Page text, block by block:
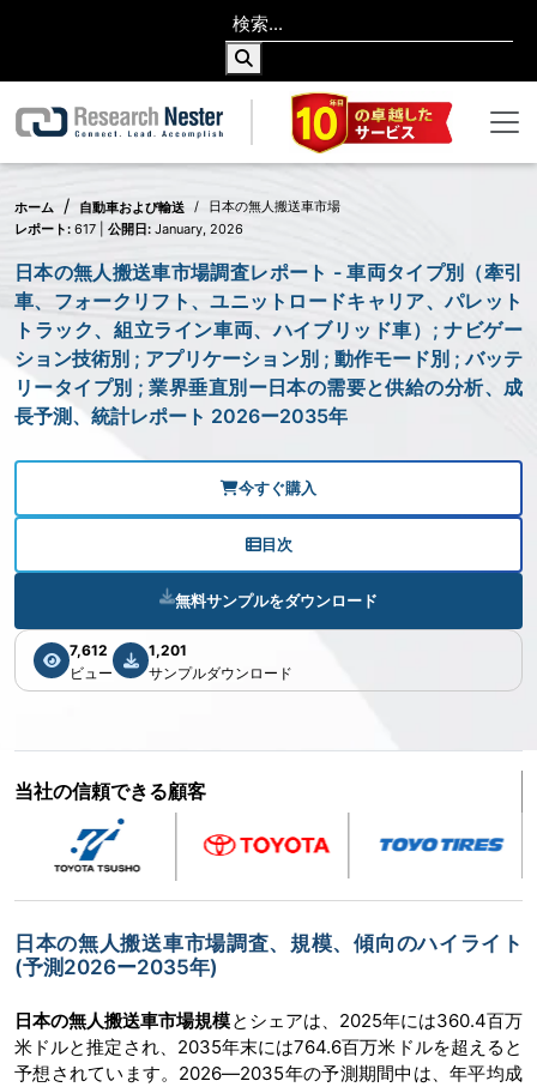
ホーム 自動車および輸送
日本の無人搬送車市場
レポート: 617 | 公開日: January, 2026
日本の無人搬送車市場調査レポート - 車両タイプ別（牽引
車、フォークリフト、ユニットロードキャリア、パレット
トラック、組立ライン車両、ハイブリッド車）; ナビゲー
ション技術別 ; アプリケーション別 ; 動作モード別 ; バッテ
リータイプ別 ; 業界垂直別ー日本の需要と供給の分析、成
長予測、統計レポート 2026ー2035年
今すぐ購入
目次
無料サンプルをダウンロード
7,612
ビュー
1,201
サンプルダウンロード
当社の信頼できる顧客
日本の無人搬送車市場調査、規模、傾向のハイライト
(予測2026ー2035年)
日本の無人搬送車市場規模とシェアは、2025年には360.4百万
米ドルと推定され、2035年末には764.6百万米ドルを超えると
予想されています。2026―2035年の予測期間中は、年平均成